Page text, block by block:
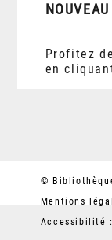
Profitez
en
©
Mentions
Accessibilité